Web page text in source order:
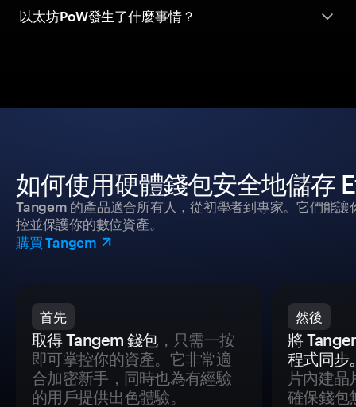
以太坊PoW發生了什麼事情？
如何使用硬體錢包安全地儲存
Tangem 的產品適合所有人，從初學者到專家。它們能
控並保護你的數位資產。
購買 Tangem
首先
取得 Tangem 錢包，只需一按
即可掌控你的資產。它非常適
合加密新手，同時也為有經驗
的用戶提供出色體驗。
然後
將
程式同步
片內建晶
確保錢包